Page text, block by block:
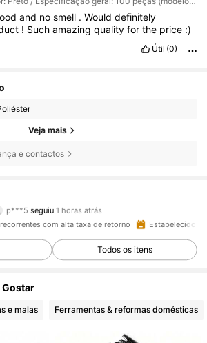
and nosmell .Woulddefinitely
! Suchamazingqualityforthe price :)
Útil (0)
Veja mais
e contactos
p***5 seguiu 1 horas atrás
com alta taxa de retorno Estabelecido
Todos os itens
Gostar
e malas Ferramentas & reformas domésticas